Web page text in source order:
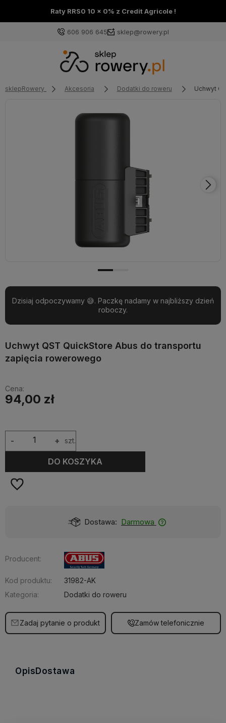
Raty RRS0 10 x 0% z Credit Agricole !
606 906 645 sklep@rowery.pl
sklepRowery Akcesoria Dodatki do roweru Uchwyt
Dzisiaj odpoczywamy 😅. Paczkę nadamy w najbliższy dzień
roboczy.
Uchwyt QST QuickStore Abus do transportu
zapięcia rowerowego
Cena:
94,00 zł
+
- szt.
DO KOSZYKA
Dostawa: Darmowa
Producent:
Kod produktu:
31982-AK
Kategoria:
Dodatki do roweru
Zadaj pytanie o produkt Zamów telefonicznie
OpisDostawa